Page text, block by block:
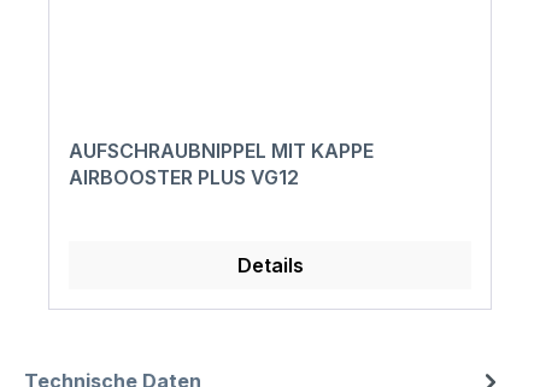
AUFSCHRAUBNIPPEL MIT KAPPE
AIRBOOSTER PLUS VG12
Details
Technische Daten